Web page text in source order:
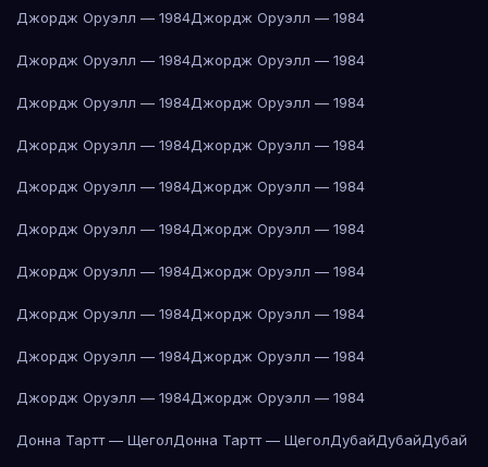
Джордж Оруэлл — 1984Джордж Оруэлл — 1984
Джордж Оруэлл — 1984Джордж Оруэлл — 1984
Джордж Оруэлл — 1984Джордж Оруэлл — 1984
Джордж Оруэлл — 1984Джордж Оруэлл — 1984
Джордж Оруэлл — 1984Джордж Оруэлл — 1984
Джордж Оруэлл — 1984Джордж Оруэлл — 1984
Джордж Оруэлл — 1984Джордж Оруэлл — 1984
Джордж Оруэлл — 1984Джордж Оруэлл — 1984
Джордж Оруэлл — 1984Джордж Оруэлл — 1984
Джордж Оруэлл — 1984Джордж Оруэлл — 1984
Донна Тартт — ЩеголДонна Тартт — ЩеголДубайДубайДубай